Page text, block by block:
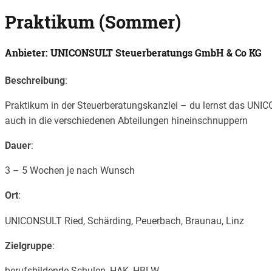
Praktikum (Sommer)
Anbieter: UNICONSULT Steuerberatungs GmbH & Co KG
Beschreibung:
Praktikum in der Steuerberatungskanzlei – du lernst das
auch in die verschiedenen Abteilungen hineinschnuppern
Dauer:
3 – 5 Wochen je nach Wunsch
Ort:
UNICONSULT Ried, Schärding, Peuerbach, Braunau, Linz
Zielgruppe: